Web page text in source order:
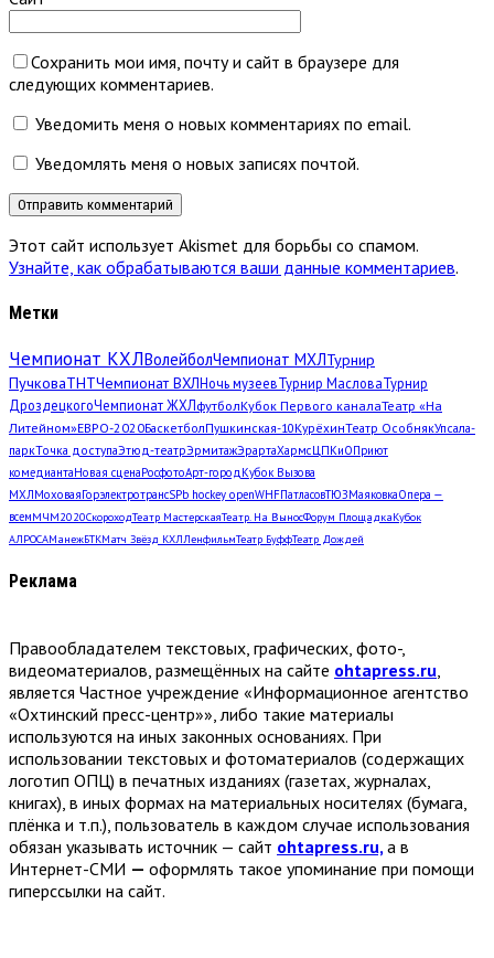
Сохранить мои имя, почту и сайт в браузере для
следующих комментариев.
Уведомить меня о новых комментариях по email.
Уведомлять меня о новых записях почтой.
Этот сайт использует Akismet для борьбы со спамом.
Узнайте, как обрабатываются ваши данные комментариев.
Метки
Чемпионат КХЛВолейболЧемпионат МХЛТурнир
ПучковаТНТЧемпионат ВХЛНочь музеевТурнир МасловаТурнир
ДроздецкогоЧемпионат ЖХЛфутболКубок Первого каналаТеатр «На
Литейном»ЕВРО-2020БаскетболПушкинская-10КурёхинТеатр ОсобнякУпсала-
паркТочка доступаЭтюд-театрЭрмитажЭрартаХармсЦПКиОПриют
комедиантаНовая сценаРосфотоАрт-город Кубок Вызова
МХЛМоховаяГорэлектротрансSPb hockey openWHFПатласовТЮЗМаяковкаОпера —
всемМЧМ2020СкороходТеатр МастерскаяТеатр. На ВыносФорум ПлощадкаКубок
АЛРОСАМанежБТКМатч Звёзд КХЛЛенфильмТеатр БуффТеатр Дождей
Реклама
Правообладателем текстовых, графических, фото-,
видеоматериалов, размещённых на сайте ohtapress.ru,
является Частное учреждение «Информационное агентство
«Охтинский пресс-центр»», либо такие материалы
используются на иных законных основаниях. При
использовании текстовых и фотоматериалов (содержащих
логотип ОПЦ) в печатных изданиях (газетах, журналах,
книгах), в иных формах на материальных носителях (бумага,
плёнка и т.п.), пользователь в каждом случае использования
обязан указывать источник — сайт ohtapress.ru, а в
Интернет-СМИ — оформлять такое упоминание при помощи
гиперссылки на сайт.